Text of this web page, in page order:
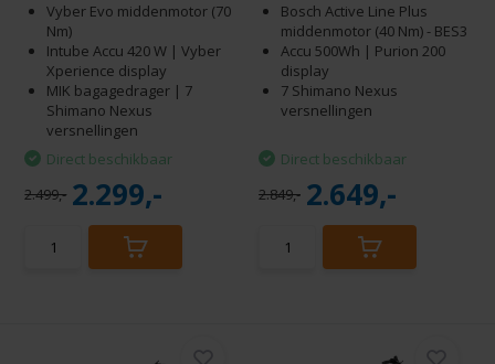
Vyber Evo middenmotor (70
Nm)
Intube Accu 420 W | Vyber
Xperience display
MIK bagagedrager | 7
Shimano Nexus
versnellingen
Direct beschikbaar
2.499,- 2.299,-
Bosch Active Line Plus
middenmotor (40 Nm) - BES3
Accu 500Wh | Purion 200
display
7 Shimano Nexus
versnellingen
Direct beschikbaar
2.849,- 2.649,-